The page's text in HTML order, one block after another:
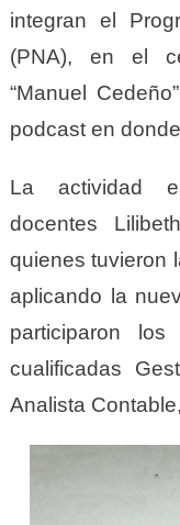
integran el
(PNA), en el
“Manuel
podcast en
La actividad
docentes
quienes tuvieron
aplicando la
participaron
cualificadas
Analista